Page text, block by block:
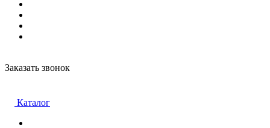
Заказать звонок
Каталог